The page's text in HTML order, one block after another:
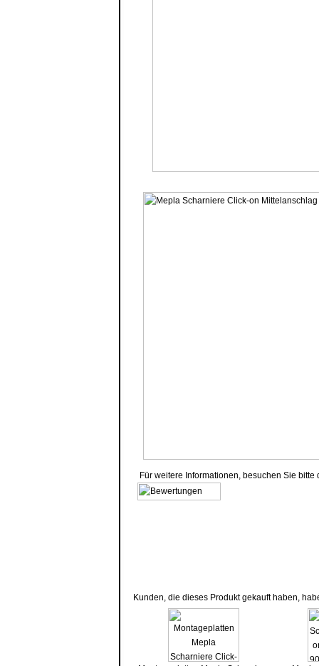
Für weitere Informationen, besuchen Sie bitte
Kunden, die dieses Produkt gekauft haben,